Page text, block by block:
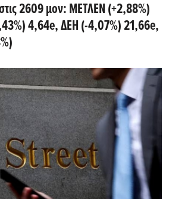
2609 μον: ΜΕΤΛΕΝ (+2,88%)
4,64e, ΔΕΗ (-4,07%) 21,66e,